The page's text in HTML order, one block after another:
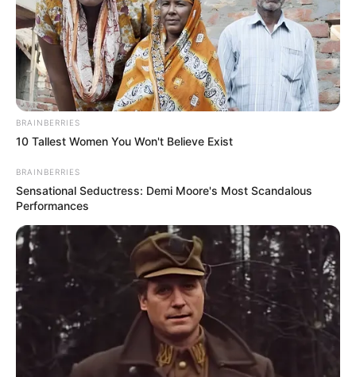
BRAINBERRIES
10 Tallest Women You Won't Believe Exist
BRAINBERRIES
Sensational Seductress: Demi Moore's Most Scandalous
Performances